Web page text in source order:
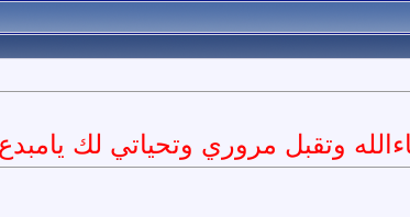
وتقبل مروري وتحياتي لك يامبدع